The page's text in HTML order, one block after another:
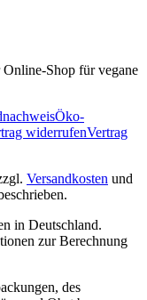
für vegane
Öko‐
widerrufenVertrag
Versandkosten und
in Deutschland.
zur Berechnung
des